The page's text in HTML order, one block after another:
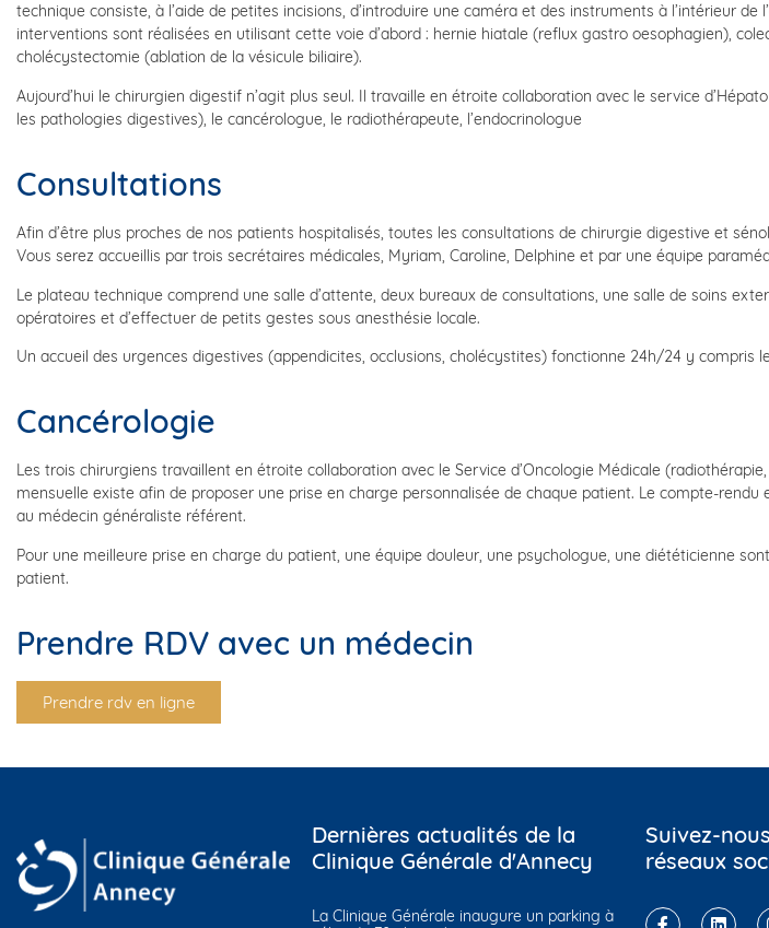
technique consiste, à l’aide de petites incisions, d’introduire une caméra et des instruments à l’intérieur
interventions sont réalisées en utilisant cette voie d’abord : hernie hiatale (reflux gastro oesophagien),
cholécystectomie (ablation de la vésicule biliaire).
Aujourd’hui le chirurgien digestif n’agit plus seul. Il travaille en étroite collaboration avec le service
les pathologies digestives), le cancérologue, le radiothérapeute, l’endocrinologue
Consultations
Afin d’être plus proches de nos patients hospitalisés, toutes les consultations de chirurgie digestive et
Vous serez accueillis par trois secrétaires médicales, Myriam, Caroline, Delphine et par une équipe
Le plateau technique comprend une salle d’attente, deux bureaux de consultations, une salle de soins
opératoires et d’effectuer de petits gestes sous anesthésie locale.
Un accueil des urgences digestives (appendicites, occlusions, cholécystites) fonctionne 24h/24 y compris
Cancérologie
Les trois chirurgiens travaillent en étroite collaboration avec le Service d’Oncologie Médicale
mensuelle existe afin de proposer une prise en charge personnalisée de chaque patient. Le compte-
au médecin généraliste référent.
Pour une meilleure prise en charge du patient, une équipe douleur, une psychologue, une diététicienne
patient.
Prendre RDV avec un médecin
Prendre rdv en ligne
Dernières actualités de la
Clinique Générale d'Annecy
La Clinique Générale inaugure un parking à
Suivez-
réseaux